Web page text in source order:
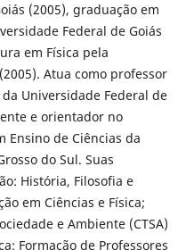
(2005), graduação em
Federal de Goiás
em Física pela
Atua como professor
Universidade Federal de
e orientador no
Ensino de Ciências da
do Sul. Suas
História, Filosofia e
em Ciências e Física;
e Ambiente (CTSA)
Formação de Professores